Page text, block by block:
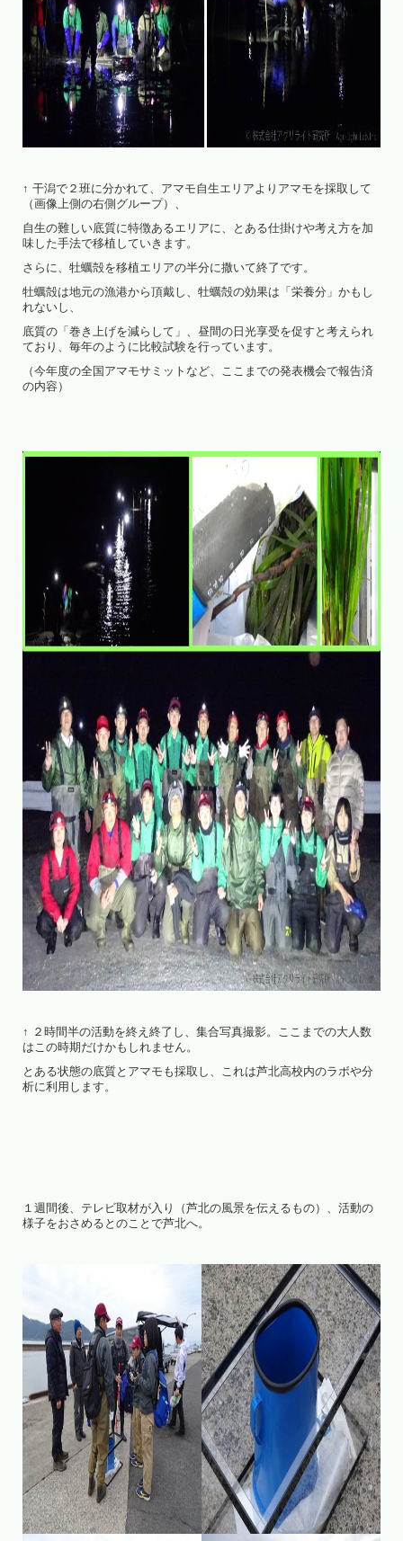
↑ 干潟で２班に分かれて、アマモ自生エリアよりアマモを採取して
（画像上側の右側グループ）、
自生の難しい底質に特徴あるエリアに、とある仕掛けや考え方を加
味した手法で移植していきます。
さらに、牡蠣殻を移植エリアの半分に撒いて終了です。
牡蠣殻は地元の漁港から頂戴し、牡蠣殻の効果は「栄養分」かもし
れないし、
底質の「巻き上げを減らして」、昼間の日光享受を促すと考えられ
ており、毎年のように比較試験を行っています。
（今年度の全国アマモサミットなど、ここまでの発表機会で報告済
の内容）
↑ ２時間半の活動を終え終了し、集合写真撮影。ここまでの大人数
はこの時期だけかもしれません。
とある状態の底質とアマモも採取し、これは芦北高校内のラボや分
析に利用します。
１週間後、テレビ取材が入り（芦北の風景を伝えるもの）、活動の
様子をおさめるとのことで芦北へ。